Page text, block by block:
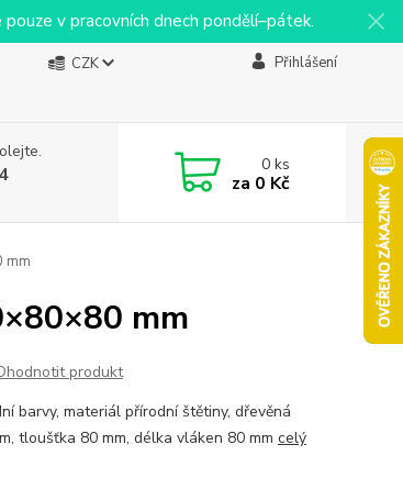
v pracovních dnech pondělí–pátek.
CZK Přihlášení
0ks
za 0 Kč
mm
mm
produkt
barvy, materiál přírodní štětiny, dřevěná
tloušťka 80 mm, délka vláken 80 mm celý